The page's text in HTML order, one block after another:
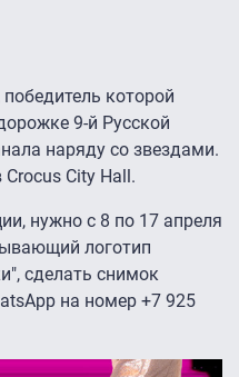
которой
9-й Русской
наряду со звездами.
City Hall.
нужно с 8 по 17 апреля
логотип
сделать снимок
на номер +7 925